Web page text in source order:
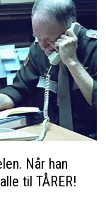
Når han
til TÅRER!